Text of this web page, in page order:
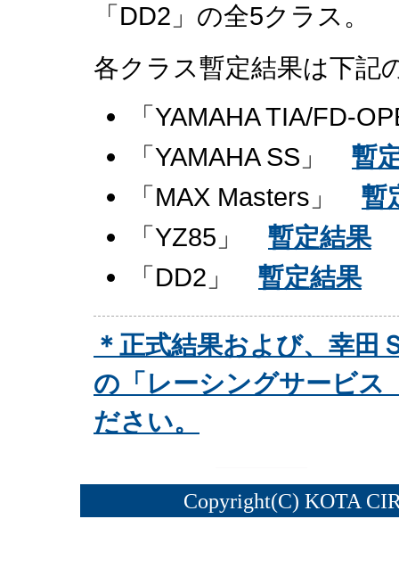
「DD2」の全5クラス。
各クラス暫定結果は下記
「YAMAHA TIA/FD-
「YAMAHA SS」 暫
「MAX Masters」 暫
「YZ85」 暫定結果
「DD2」 暫定結果
＊正式結果および、幸田
の「レーシングサービ
ださい。
Copyright(C) KOTA